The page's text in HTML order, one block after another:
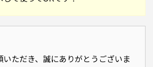
いただき、誠にありがとうございま